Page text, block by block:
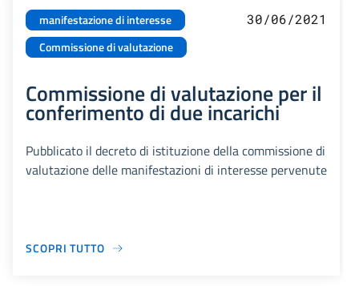
manifestazione di interesse
Commissione di valutazione
30/06/2021
Commissione di valutazione per il
conferimento di due incarichi
Pubblicato il decreto di istituzione della commissione di
valutazione delle manifestazioni di interesse pervenute
SCOPRI TUTTO